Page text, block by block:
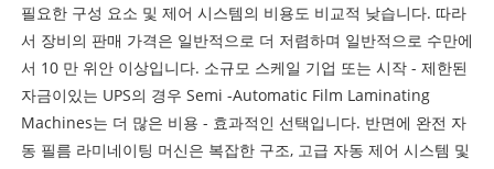
필요한 구성 요소 및 제어 시스템의 비용도 비교적 낮습니다. 따라
서 장비의 판매 가격은 일반적으로 더 저렴하며 일반적으로 수만에
서 10 만 위안 이상입니다. 소규모 스케일 기업 또는 시작 - 제한된
자금이있는 UPS의 경우 Semi -Automatic Film Laminating
Machines는 더 많은 비용 - 효과적인 선택입니다. 반면에 완전 자
동 필름 라미네이팅 머신은 복잡한 구조, 고급 자동 제어 시스템 및